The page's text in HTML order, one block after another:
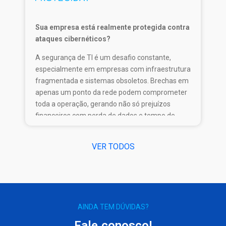
Sua empresa está realmente protegida contra
ataques cibernéticos?
A segurança de TI é um desafio constante,
especialmente em empresas com infraestrutura
fragmentada e sistemas obsoletos. Brechas em
apenas um ponto da rede podem comprometer
toda a operação, gerando não só prejuízos
financeiros com perda de dados e tempo de
centralizado, facilitam atualizações de
VER TODOS
AINDA TEM DÚVIDAS?